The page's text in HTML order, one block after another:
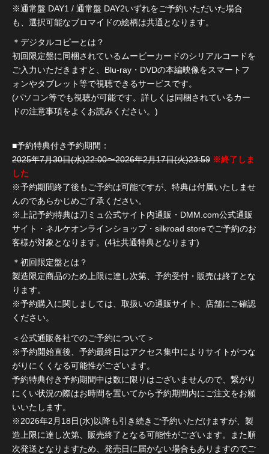
※通常盤 DAY1 / 通常盤 DAY2いずれをご予約いただいた場合
も、選択可能なブロマイドの絵柄は共通となります。
＊デジタルコピーとは？
初回限定盤に同梱されているムービーカードのシリアルコードを
ご入力いただきますと、Blu-ray・DVDの本編映像をスマートフ
ォンやタブレット等で視聴できるサービスです。
(パソコン等でも視聴が可能です。詳しくは同梱されているカー
ドの注意事項をよくお読みください。)
■予約特典付き予約期間：
2025年7月30日(水)22:00〜2026年2月17日(火)23:59 ※終了しま
した
※予約期間終了後もご予約は可能ですが、特典は付属いたしませ
んのであらかじめご了承ください。
※上記予約特典は刀ミュ公式サイト内通販・DMM.com公式通販
サイト・ネルケオンラインショップ・silkroad storeでご予約のお
客様が対象となります。(4社共通特典となります)
＊初回限定盤とは？
製造限定商品のため上限に達し次第、予約受付・販売は終了とな
ります。
※予約購入に関しましては、取扱いの通販サイト、店舗にご確認
ください。
＜公式通販各社でのご予約について＞
※予約開始直後、予約最終日はアクセス集中によりサイトがつな
がりにくくなる可能性がございます。
予約特典付き予約期間中は数に限りはございませんので、繋がり
にくい状況の際はお時間を置いてから予約期間内にご注文をお願
いいたします。
※2026年2月18日(水)以降も引き続きご予約いただけますが、製
造上限に達し次第、販売終了となる可能性がございます。また順
次発送となりますため、発売日に届かない場合もありますのでご